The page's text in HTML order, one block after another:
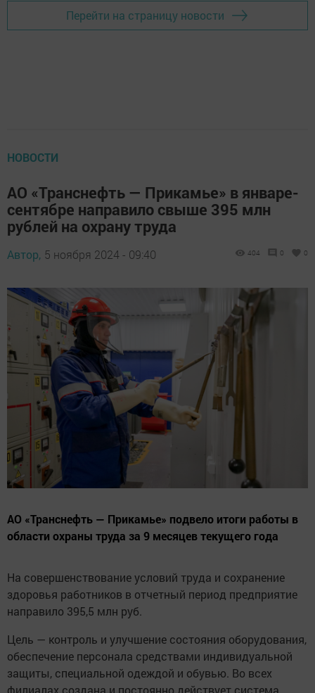
Перейти на страницу новости
НОВОСТИ
АО «Транснефть — Прикамье» в январе-
сентябре направило свыше 395 млн
рублей на охрану труда
Автор, 5 ноября 2024 - 09:40 404 0 0
АО «Транснефть — Прикамье» подвело итоги работы в
области охраны труда за 9 месяцев текущего года
На совершенствование условий труда и сохранение
здоровья работников в отчетный период предприятие
направило 395,5 млн руб.
Цель — контроль и улучшение состояния оборудования,
обеспечение персонала средствами индивидуальной
защиты, специальной одеждой и обувью. Во всех
филиалах создана и постоянно действует система